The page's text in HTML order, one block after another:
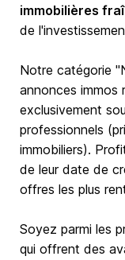
immobilières
de
Notre catégorie
annonces immos
exclusivement
professionnels
immobiliers).
de leur date de
offres les plus
Soyez parmi les
qui offrent des